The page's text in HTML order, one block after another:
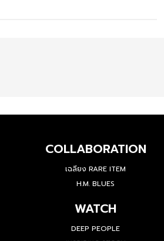
COLLABORATION
เฉลียง RARE ITEM
H.M. BLUES
WATCH
DEEP PEOPLE